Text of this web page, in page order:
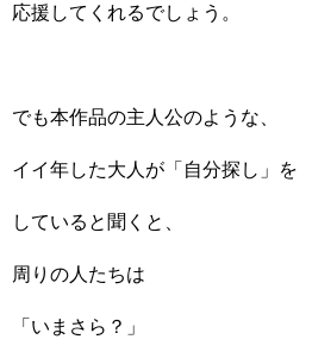
応援してくれるでしょう。
でも本作品の主人公のような、
イイ年した大人が「自分探し」を
していると聞くと、
周りの人たちは
「いまさら？」